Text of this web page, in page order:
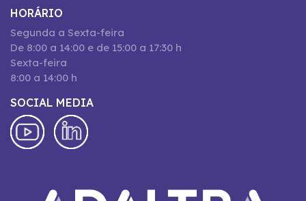
HORÁRIO
Segunda a Sexta-feira
De 8:00 a 14:00 e de 15:00 a 17:30 h
Sexta-feira
8:00 a 14:00 h
SOCIAL MEDIA